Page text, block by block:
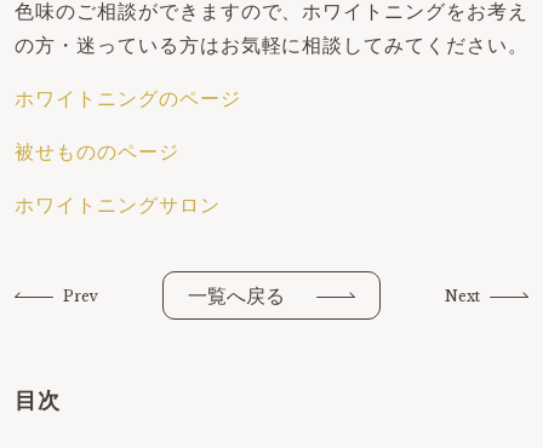
色味のご相談ができますので、ホワイトニングをお考え
の方・迷っている方はお気軽に相談してみてください。
ホワイトニングのページ
被せもののページ
ホワイトニングサロン
Prev 一覧へ戻る Next
目次